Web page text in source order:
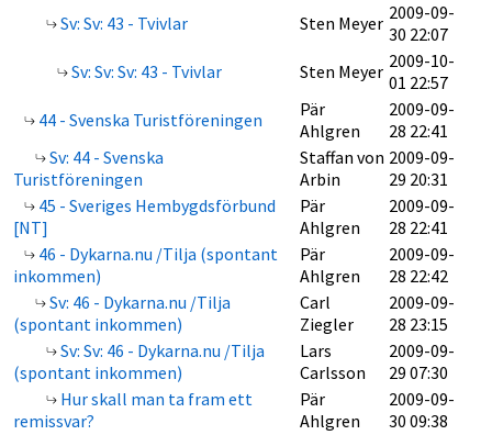
Sv: Sv: 43 - Tvivlar
Sten Meyer 2009-09-
30 22:07
Sv: Sv: Sv: 43 - Tvivlar
Sten Meyer 2009-10-
01 22:57
44 - Svenska Turistföreningen
Pär
Ahlgren
2009-09-
28 22:41
Sv: 44 - Svenska
Turistföreningen
Staffan von
Arbin
2009-09-
29 20:31
45 - Sveriges Hembygdsförbund
[NT]
Pär
Ahlgren
2009-09-
28 22:41
46 - Dykarna.nu /Tilja (spontant
inkommen)
Pär
Ahlgren
2009-09-
28 22:42
Sv: 46 - Dykarna.nu /Tilja
(spontant inkommen)
Carl
Ziegler
2009-09-
28 23:15
Sv: Sv: 46 - Dykarna.nu /Tilja
(spontant inkommen)
Lars
Carlsson
2009-09-
29 07:30
Hur skall man ta fram ett
remissvar?
Pär
Ahlgren
2009-09-
30 09:38